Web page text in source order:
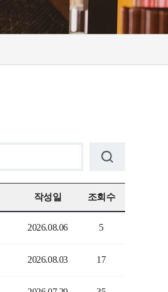
작성일 조회수
2026.08.06 5
2026.08.03 17